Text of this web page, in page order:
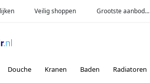
Veilig shoppen Grootste aanbod...
Douche Kranen Baden Radiatoren